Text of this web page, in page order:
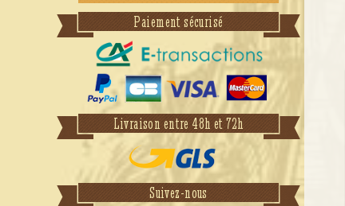
Paiement sécurisé
Livraison entre 48h et 72h
Suivez-nous